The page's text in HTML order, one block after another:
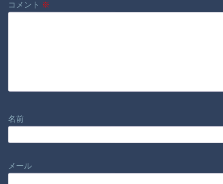
コメント ※
名前
メール